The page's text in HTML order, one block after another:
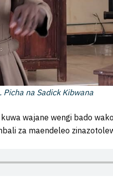
na Sadick Kibwana
wajane wengi bado
za maendeleo